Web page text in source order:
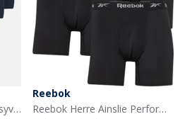
Ben Sherman Herre Arley syv pak boxer trusser Navy
Reebok
Reebok Herre Ainslie Performance 3-pak Medium Trunks Sort